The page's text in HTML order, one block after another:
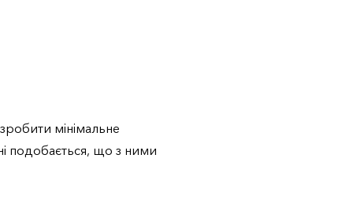
мінімальне
подобається, що з ними